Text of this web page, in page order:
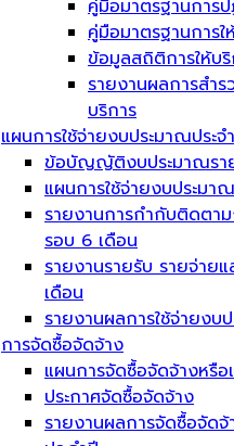
คู่มือมาตรฐานการ
คู่มือมาตรฐานการใ
ข้อมูลสถิติการให้บ
รายงานผลการสำร
บริการ
แผนการใช้จ่ายงบประมาณประจ
ข้อบัญญัติงบประมาณราย
แผนการใช้จ่ายงบประมา
รายงานการกำกับติดตา
รอบ 6 เดือน
รายงานรายรับ รายจ่าย
เดือน
รายงานผลการใช้จ่ายงบ
การจัดซื้อจัดจ้าง
แผนการจัดซื้อจัดจ้างหรื
ประกาศจัดซื้อจัดจ้าง
รายงานผลการจัดซื้อจัด